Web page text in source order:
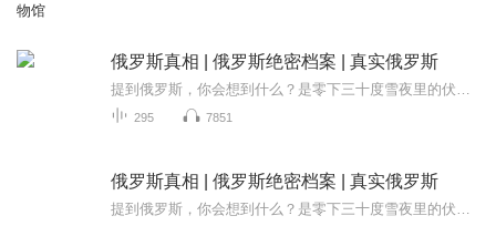
物馆
俄罗斯真相 | 俄罗斯绝密档案 | 真实俄罗斯
295 7851
俄罗斯真相 | 俄罗斯绝密档案 | 真实俄罗斯